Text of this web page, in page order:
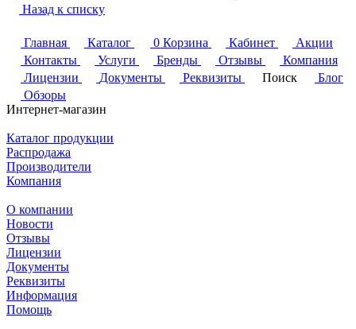
Назад к списку
Главная Каталог 0 Корзина Кабинет
Акции
Контакты
Услуги Бренды Отзывы
Компания
Лицензии
Документы Реквизиты Поиск
Блог
Обзоры
Интернет-магазин
Каталог продукции
Распродажа
Производители
Компания
О компании
Новости
Отзывы
Лицензии
Документы
Реквизиты
Информация
Помощь